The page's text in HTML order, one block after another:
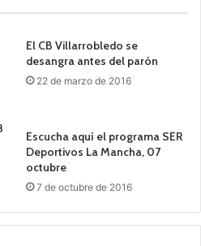
El CB Villarrobledo se
desangra antes del parón
22 de marzo de 2016
Escucha aquí el programa SER
Deportivos La Mancha, 07
octubre
7 de octubre de 2016